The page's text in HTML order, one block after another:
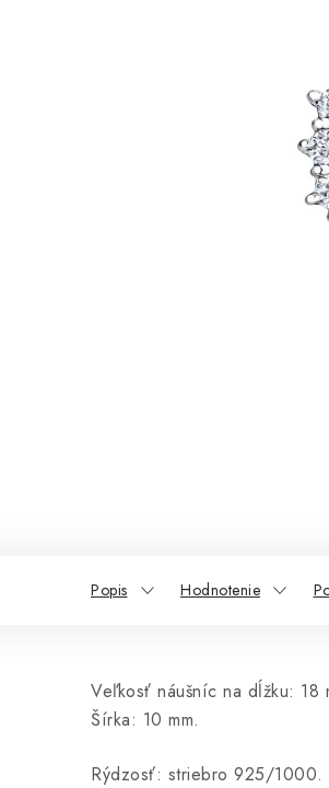
Popis Hodnotenie
Veľkosť náušníc na dĺžku: 18
Šírka: 10 mm.
Rýdzosť: striebro 925/1000.